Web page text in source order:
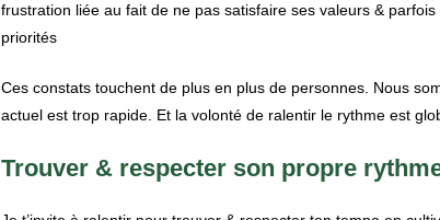
frustration liée au fait de ne pas satisfaire ses valeurs &
priorités
Ces constats touchent de plus en plus de personnes. Nous
actuel est trop rapide. Et la volonté de ralentir le rythme est
Trouver & respecter son propre